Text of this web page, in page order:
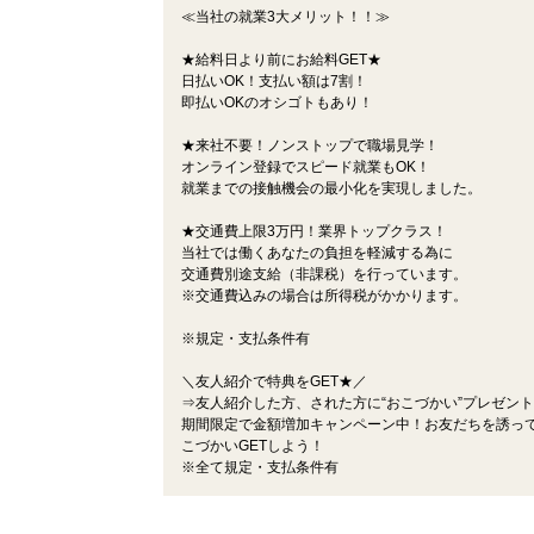
≪当社の就業3大メリット！！≫
★給料日より前にお給料GET★
日払いOK！支払い額は7割！
即払いOKのオシゴトもあり！
★来社不要！ノンストップで職場見学！
オンライン登録でスピード就業もOK！
就業までの接触機会の最小化を実現しました。
★交通費上限3万円！業界トップクラス！
当社では働くあなたの負担を軽減する為に
交通費別途支給（非課税）を行っています。
※交通費込みの場合は所得税がかかります。
※規定・支払条件有
＼友人紹介で特典をGET★／
⇒友人紹介した方、された方に“おこづかい”プレゼント
期間限定で金額増加キャンペーン中！お友だちを誘っ
こづかいGETしよう！
※全て規定・支払条件有